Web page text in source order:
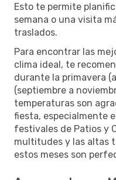
Esto te permite
semana o una visita
traslados.
Para encontrar las
clima ideal, te
durante la primavera
(septiembre a
temperaturas son
fiesta, especialmente
festivales de Patios y
multitudes y las altas
estos meses son